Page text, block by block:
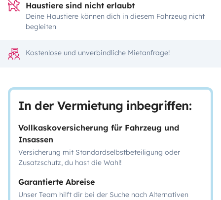
Haustiere sind nicht erlaubt
Deine Haustiere können dich in diesem Fahrzeug nicht
begleiten
Kostenlose und unverbindliche Mietanfrage!
In der Vermietung inbegriffen:
Vollkaskoversicherung für Fahrzeug und
Insassen
Versicherung mit Standardselbstbeteiligung oder
Zusatzschutz, du hast die Wahl!
Garantierte Abreise
Unser Team hilft dir bei der Suche nach Alternativen